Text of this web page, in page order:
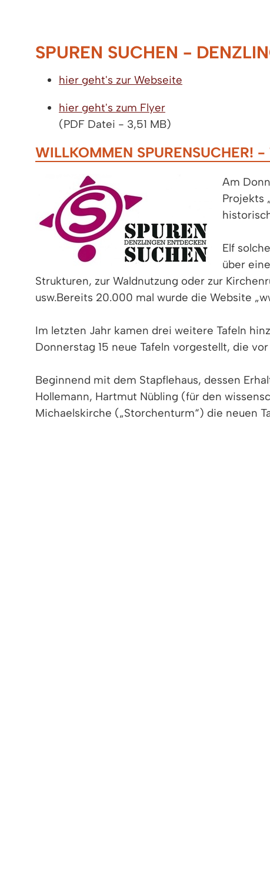
SPUREN SUCHEN -
hier geht's zur Webseite
hier geht's zum Flyer
(PDF Datei - 3,51 MB)
WILLKOMMEN SPURENSUCHER!
Am
Projekts
Elf
über
Strukturen, zur Waldnutzung oder zur
usw.Bereits 20.000 mal wurde die Website
Im letzten Jahr kamen drei weitere Tafeln
Donnerstag 15 neue Tafeln vorgestellt, die
Beginnend mit dem Stapflehaus, dessen
Hollemann, Hartmut Nübling (für den
Michaelskirche („Storchenturm“) die neuen